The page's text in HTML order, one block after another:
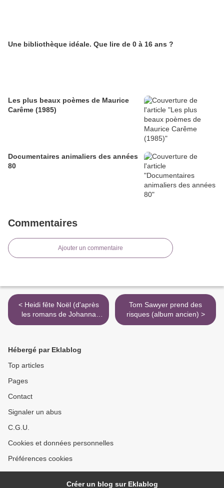
Une bibliothèque idéale. Que lire de 0 à 16 ans ?
Les plus beaux poèmes de Maurice
Carême (1985)
Documentaires animaliers des années
80
Commentaires
Ajouter un commentaire
< Heidi fête Noël (d'après
les romans de Johanna
Spyri)
Tom Sawyer prend des
risques (album ancien) >
Hébergé par Eklablog
Top articles
Pages
Contact
Signaler un abus
C.G.U.
Cookies et données personnelles
Préférences cookies
Créer un blog sur Eklablog